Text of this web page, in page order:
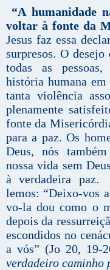
“A humanidade
voltar à fonte da
Jesus faz essa
surpresos. O
todas as
história humana
tanta violência
plenamente
fonte da
para a paz. Os
Deus, nós
nossa vida sem
à verdadeira paz.
lemos: “Deixo-vos
vo-la dou como o
depois da
escondidos no
a vós” (Jo 20, 19-
verdadeiro caminho